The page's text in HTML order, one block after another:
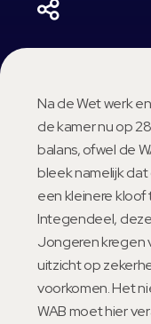
Na de Wet werk
de kamer nu op
balans, ofwel de
bleek namelijk
een kleinere kloof
Integendeel,
Jongeren kregen
uitzicht op
voorkomen. Het
WAB moet hier